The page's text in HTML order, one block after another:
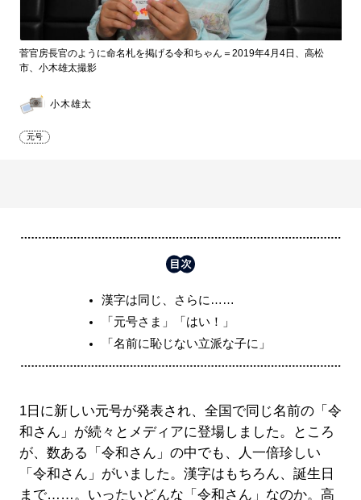
菅官房長官のように命名札を掲げる令和ちゃん＝2019年4月4日、高松
市、小木雄太撮影
小木雄太
元号
漢字は同じ、さらに……
「元号さま」「はい！」
「名前に恥じない立派な子に」
1日に新しい元号が発表され、全国で同じ名前の「令
和さん」が続々とメディアに登場しました。ところ
が、数ある「令和さん」の中でも、人一倍珍しい
「令和さん」がいました。漢字はもちろん、誕生日
まで……。いったいどんな「令和さん」なのか。高